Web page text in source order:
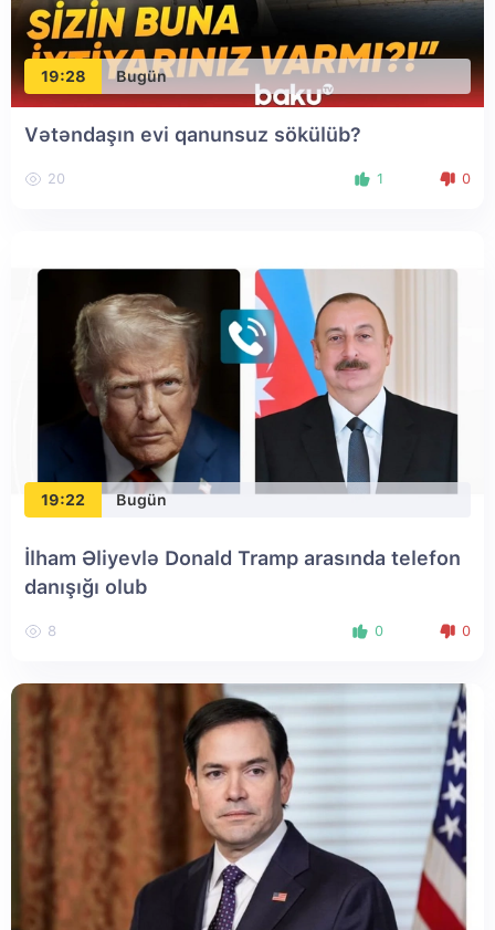
19:28 Bugün
Vətəndaşın evi qanunsuz sökülüb?
20 1 0
19:22 Bugün
İlham Əliyevlə Donald Tramp arasında telefon
danışığı olub
8 0 0